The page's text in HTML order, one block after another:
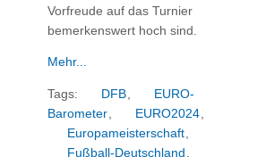
Vorfreude auf das Turnier
bemerkenswert hoch sind.
Mehr...
Tags: DFB,
EURO-
Barometer, EURO2024,
Europameisterschaft,
Fußball-Deutschland ,